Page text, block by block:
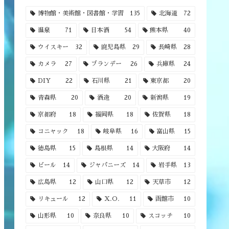
博物館・美術館・図書館・学習 135 北海道 72
温泉 71 日本酒 54 熊本県 40
ウイスキー 32 鹿児島県 29 長崎県 28
カメラ 27 ブランデー 26 兵庫県 24
DIY 22 石川県 21 東京都 20
青森県 20 酒造 20 新潟県 19
京都府 18 福岡県 18 佐賀県 18
コニャック 18 岐阜県 16 富山県 15
徳島県 15 島根県 14 大阪府 14
ビール 14 ジャパニーズ 14 岩手県 13
広島県 12 山口県 12 天草市 12
リキュール 12 X.O. 11 函館市 10
山形県 10 奈良県 10 スコッチ 10